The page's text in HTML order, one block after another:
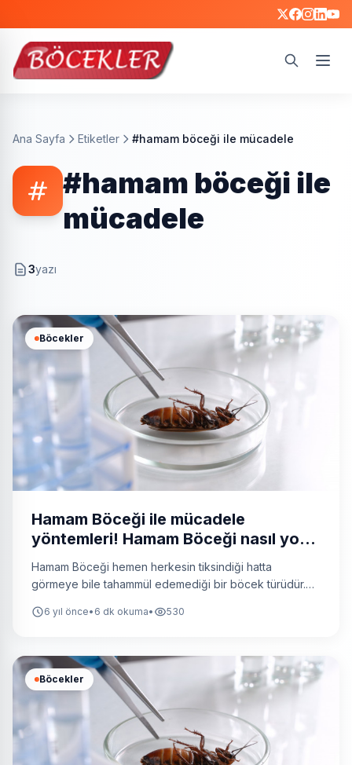
Ana Sayfa Etiketler #hamam böceği ile mücadele
#hamam böceği ile
mücadele
3yazı
Böcekler
Hamam Böceği ile mücadele
yöntemleri! Hamam Böceği nasıl yok
edilir?
Hamam Böceği hemen herkesin tiksindiği hatta
görmeye bile tahammül edemediği bir böcek türüdür.
türemiştir.
6 yıl önce• 6 dk okuma• 530
Böcekler